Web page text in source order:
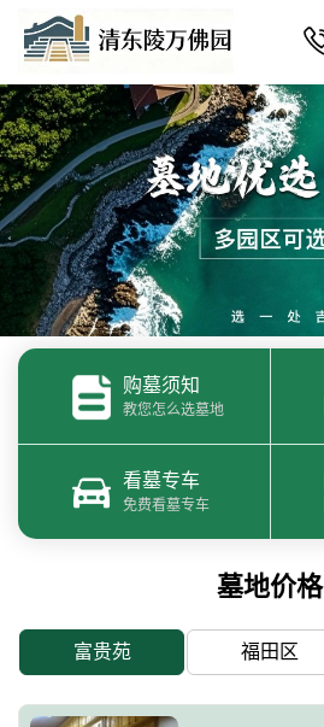
购墓须知
教您怎么选墓地
看墓专车
免费看墓专车
墓地价格
富贵苑 福田区